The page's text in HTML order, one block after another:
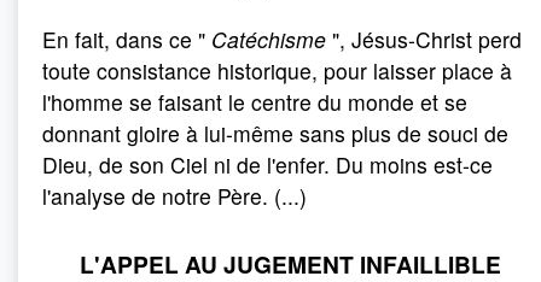
En fait, dans ce " Catéchisme ", Jésus-Christ perd
toute consistance historique, pour laisser place à
l'homme se faisant le centre du monde et se
donnant gloire à lui-même sans plus de souci de
Dieu, de son Ciel ni de l'enfer. Du moins est-ce
l'analyse de notre Père. (...)
L'APPEL AU JUGEMENT INFAILLIBLE